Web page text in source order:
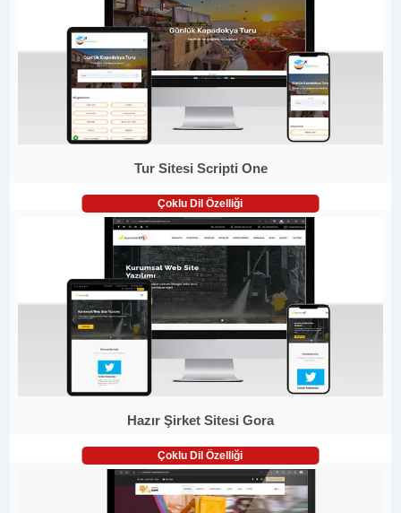
Tur Sitesi Scripti One
Çoklu Dil Özelliği
Hazır Şirket Sitesi Gora
Çoklu Dil Özelliği